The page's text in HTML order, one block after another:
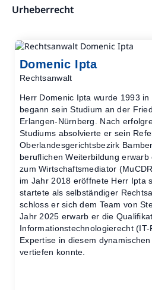
Urheberrecht
Domenic Ipta
Rechtsanwalt
Herr Domenic Ipta wurde 1993
begann sein Studium an der
Erlangen-Nürnberg. Nach
Studiums absolvierte er sein
Oberlandesgerichtsbezirk
beruflichen Weiterbildung
zum Wirtschaftsmediator
im Jahr 2018 eröffnete Herr Ipta
startete als selbständiger
schloss er sich dem Team von
Jahr 2025 erwarb er die
Informationstechnologierecht
Expertise in diesem
vertiefen konnte.